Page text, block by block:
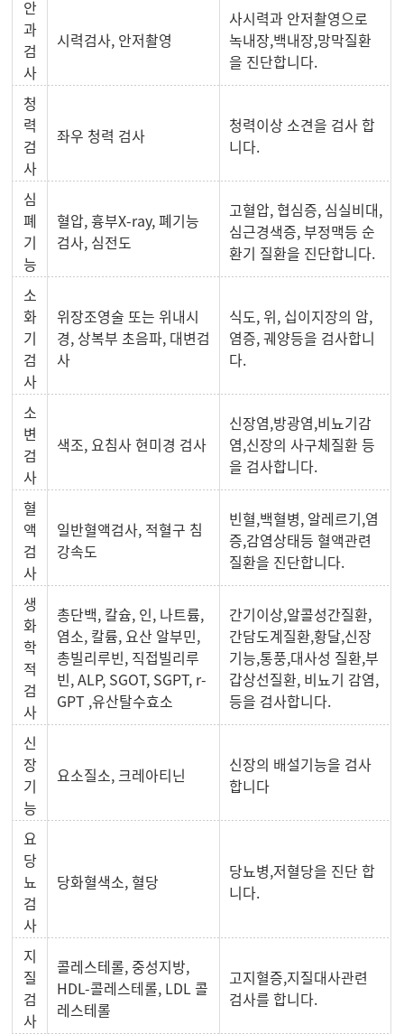
안
과
검
사
시력검사, 안저촬영
사시력과 안저촬영으로
녹내장,백내장,망막질환
을 진단합니다.
청
력
검
사
좌우 청력 검사
청력이상 소견을 검사 합
니다.
심
폐
기
능
혈압, 흉부X-ray, 폐기능
검사, 심전도
고혈압, 협심증, 심실비대,
심근경색증, 부정맥등 순
환기 질환을 진단합니다.
소
화
기
검
사
위장조영술 또는 위내시
경, 상복부 초음파, 대변검
사
식도, 위, 십이지장의 암,
염증, 궤양등을 검사합니
다.
소
변
검
사
색조, 요침사 현미경 검사
신장염,방광염,비뇨기감
염,신장의 사구체질환 등
을 검사합니다.
혈
액
검
사
일반혈액검사, 적혈구 침
강속도
빈혈,백혈병, 알레르기,염
증,감염상태등 혈액관련
질환을 진단합니다.
생
화
학
적
검
사
총단백, 칼슘, 인, 나트륨,
염소, 칼륨, 요산 알부민,
총빌리루빈, 직접빌리루
빈, ALP, SGOT, SGPT, r-
GPT ,유산탈수효소
간기이상,알콜성간질환,
간담도계질환,황달,신장
기능,통풍,대사성 질환,부
갑상선질환, 비뇨기 감염,
등을 검사합니다.
신
장
기
능
요소질소, 크레아티닌
신장의 배설기능을 검사
합니다
요
당
뇨
검
사
당화혈색소, 혈당
당뇨병,저혈당을 진단 합
니다.
지
질
검
사
콜레스테롤, 중성지방,
HDL-콜레스테롤, LDL 콜
레스테롤
고지혈증,지질대사관련
검사를 합니다.